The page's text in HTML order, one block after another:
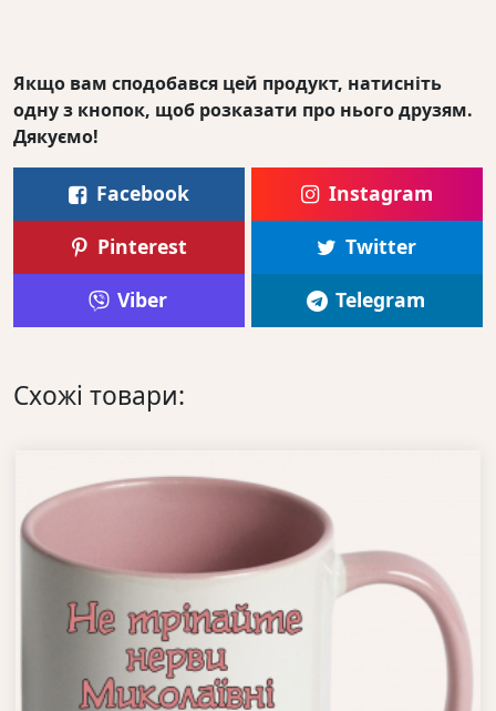
Якщо вам сподобався цей продукт, натисніть
одну з кнопок, щоб розказати про нього друзям.
Дякуємо!
Facebook
Instagram
Pinterest
Twitter
Viber
Telegram
Схожі товари: